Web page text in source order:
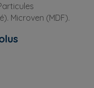
Microven (MDF).